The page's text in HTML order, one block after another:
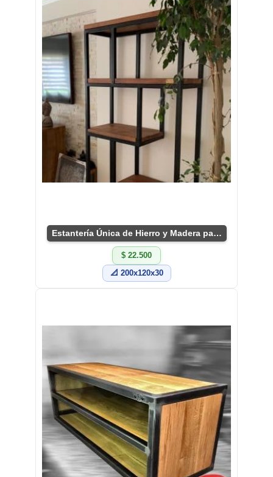
Estantería Única de Hierro y Madera para Sala
$ 22.500
📐 200x120x30